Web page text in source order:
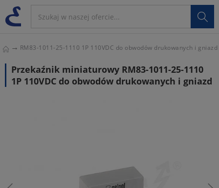

RM83-1011-25-1110 1P 110VDC do obwodów drukowanych i gniazd
Przekaźnik miniaturowy RM83-1011-25-1110
1P 110VDC do obwodów drukowanych i gniazd